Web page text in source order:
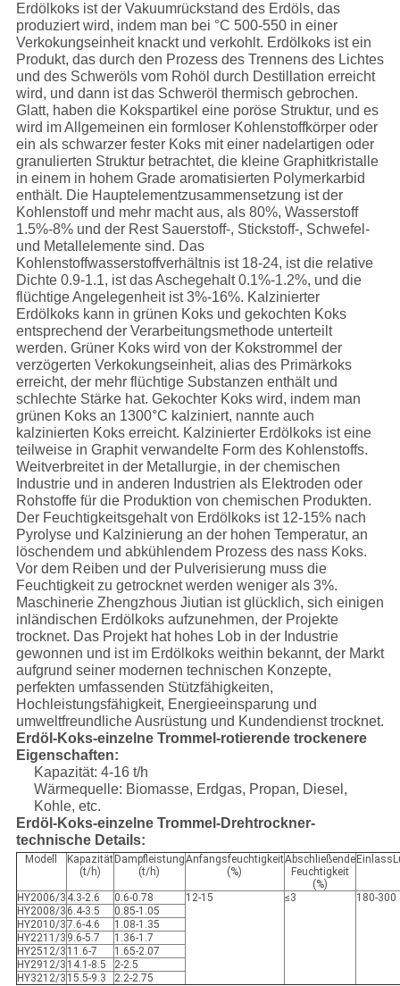
Erdölkoks ist der Vakuumrückstand des Erdöls, das
produziert wird, indem man bei °C 500-550 in einer
Verkokungseinheit knackt und verkohlt. Erdölkoks ist ein
Produkt, das durch den Prozess des Trennens des Lichtes
und des Schweröls vom Rohöl durch Destillation erreicht
wird, und dann ist das Schweröl thermisch gebrochen.
Glatt, haben die Kokspartikel eine poröse Struktur, und es
wird im Allgemeinen ein formloser Kohlenstoffkörper oder
ein als schwarzer fester Koks mit einer nadelartigen oder
granulierten Struktur betrachtet, die kleine Graphitkristalle
in einem in hohem Grade aromatisierten Polymerkarbid
enthält. Die Hauptelementzusammensetzung ist der
Kohlenstoff und mehr macht aus, als 80%, Wasserstoff
1.5%-8% und der Rest Sauerstoff-, Stickstoff-, Schwefel-
und Metallelemente sind. Das
Kohlenstoffwasserstoffverhältnis ist 18-24, ist die relative
Dichte 0.9-1.1, ist das Aschegehalt 0.1%-1.2%, und die
flüchtige Angelegenheit ist 3%-16%. Kalzinierter
Erdölkoks kann in grünen Koks und gekochten Koks
entsprechend der Verarbeitungsmethode unterteilt
werden. Grüner Koks wird von der Kokstrommel der
verzögerten Verkokungseinheit, alias des Primärkoks
erreicht, der mehr flüchtige Substanzen enthält und
schlechte Stärke hat. Gekochter Koks wird, indem man
grünen Koks an 1300°C kalziniert, nannte auch
kalzinierten Koks erreicht. Kalzinierter Erdölkoks ist eine
teilweise in Graphit verwandelte Form des Kohlenstoffs.
Weitverbreitet in der Metallurgie, in der chemischen
Industrie und in anderen Industrien als Elektroden oder
Rohstoffe für die Produktion von chemischen Produkten.
Der Feuchtigkeitsgehalt von Erdölkoks ist 12-15% nach
Pyrolyse und Kalzinierung an der hohen Temperatur, an
löschendem und abkühlendem Prozess des nass Koks.
Vor dem Reiben und der Pulverisierung muss die
Feuchtigkeit zu getrocknet werden weniger als 3%.
Maschinerie Zhengzhous Jiutian ist glücklich, sich einigen
inländischen Erdölkoks aufzunehmen, der Projekte
trocknet. Das Projekt hat hohes Lob in der Industrie
gewonnen und ist im Erdölkoks weithin bekannt, der Markt
aufgrund seiner modernen technischen Konzepte,
perfekten umfassenden Stützfähigkeiten,
Hochleistungsfähigkeit, Energieeinsparung und
umweltfreundliche Ausrüstung und Kundendienst trocknet.
Erdöl-Koks-einzelne Trommel-rotierende trockenere
Eigenschaften:
Kapazität: 4-16 t/h
Wärmequelle: Biomasse, Erdgas, Propan, Diesel,
Kohle, etc.
Erdöl-Koks-einzelne Trommel-Drehtrockner-
technische Details:
Modell
Kapazität
(t/h)
Dampfleistung
(t/h)
Anfangsfeuchtigkeit
(%)
Abschließende
Feuchtigkeit
(%)
HY2006/3 4.3-2.6 0.6-0.78 12-15 ≤3
180-300
HY2008/3 6.4-3.5
0.85-1.05
HY2010/37.6-4.6
1.08-1.35
HY2211/3 9.6-5.7
1.36-1.7
HY2512/3 11.6-7
1.65-2.07
HY2912/3 14.1-8.5
2-2.5
HY3212/3 15.5-9.3 2.2-2.75